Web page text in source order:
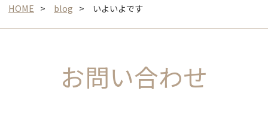
HOME blog いよいよです
お問い合わせ